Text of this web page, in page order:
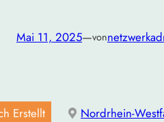
Mai 11, 2025—von
Erstellt Nordrhein-